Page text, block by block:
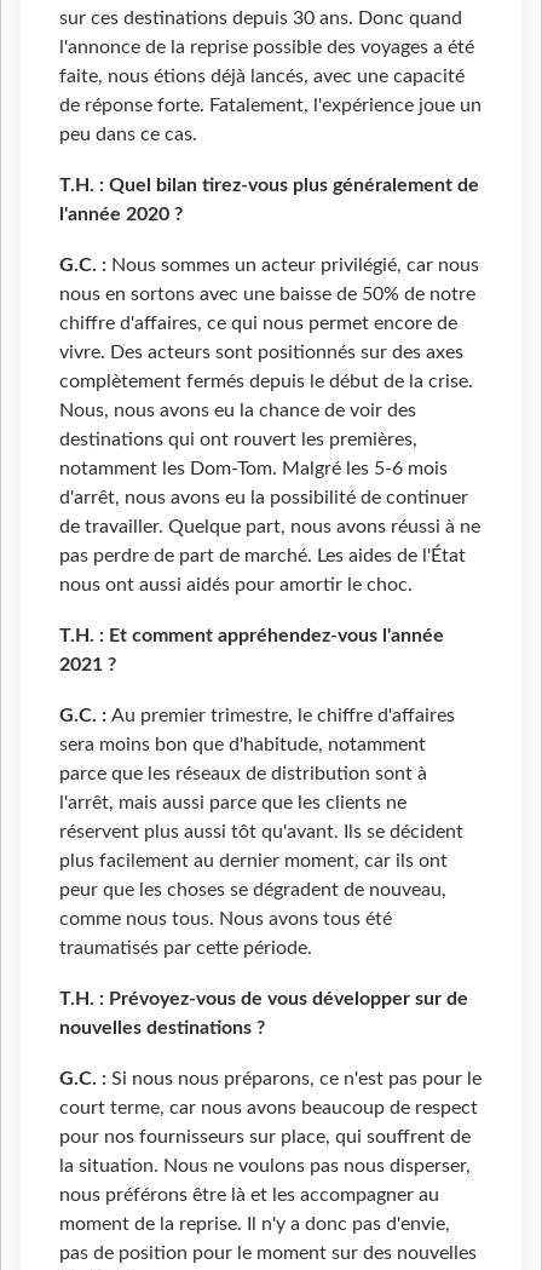
sur ces destinations depuis 30 ans. Donc quand
l'annonce de la reprise possible des voyages a été
faite, nous étions déjà lancés, avec une capacité
de réponse forte. Fatalement, l'expérience joue un
peu dans ce cas.
T.H. : Quel bilan tirez-vous plus généralement de
l'année 2020 ?
G.C. : Nous sommes un acteur privilégié, car nous
nous en sortons avec une baisse de 50% de notre
chiffre d'affaires, ce qui nous permet encore de
vivre. Des acteurs sont positionnés sur des axes
complètement fermés depuis le début de la crise.
Nous, nous avons eu la chance de voir des
destinations qui ont rouvert les premières,
notamment les Dom-Tom. Malgré les 5-6 mois
d'arrêt, nous avons eu la possibilité de continuer
de travailler. Quelque part, nous avons réussi à ne
pas perdre de part de marché. Les aides de l'État
nous ont aussi aidés pour amortir le choc.
T.H. : Et comment appréhendez-vous l'année
2021 ?
G.C. : Au premier trimestre, le chiffre d'affaires
sera moins bon que d'habitude, notamment
parce que les réseaux de distribution sont à
l'arrêt, mais aussi parce que les clients ne
réservent plus aussi tôt qu'avant. Ils se décident
plus facilement au dernier moment, car ils ont
peur que les choses se dégradent de nouveau,
comme nous tous. Nous avons tous été
traumatisés par cette période.
T.H. : Prévoyez-vous de vous développer sur de
nouvelles destinations ?
G.C. : Si nous nous préparons, ce n'est pas pour le
court terme, car nous avons beaucoup de respect
pour nos fournisseurs sur place, qui souffrent de
la situation. Nous ne voulons pas nous disperser,
nous préférons être là et les accompagner au
moment de la reprise. Il n'y a donc pas d'envie,
pas de position pour le moment sur des nouvelles